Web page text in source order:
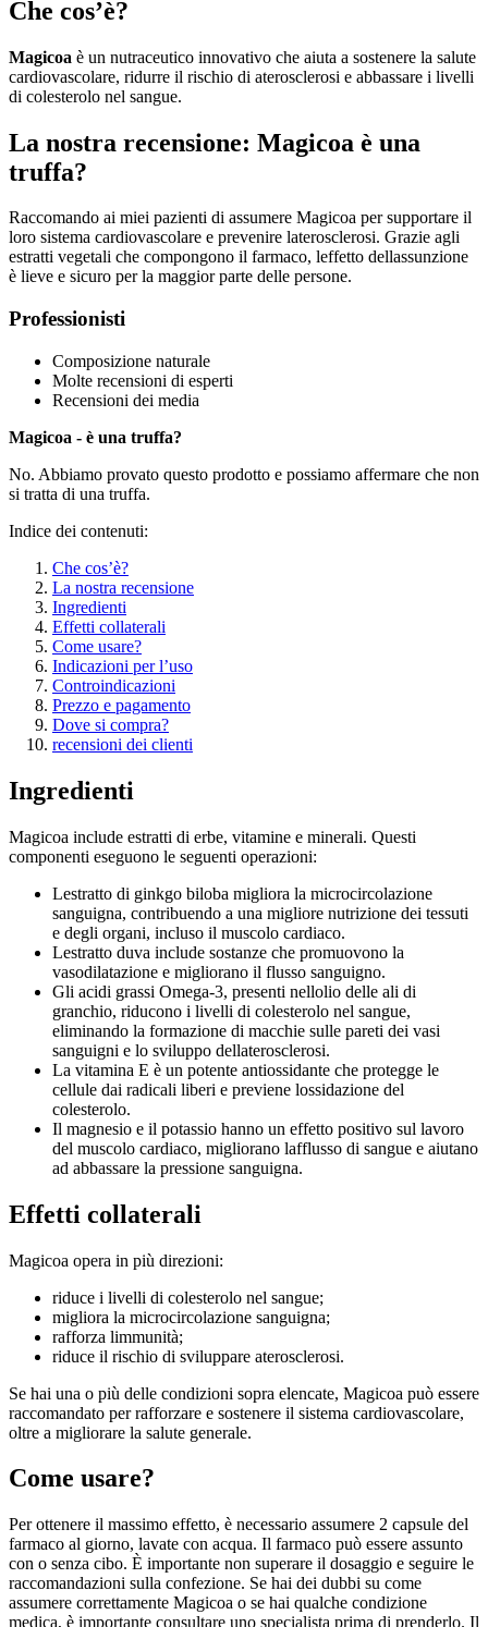
Che cos’è?
Magicoa è un nutraceutico innovativo che aiuta a sostenere la salute
cardiovascolare, ridurre il rischio di aterosclerosi e abbassare i livelli
di colesterolo nel sangue.
La nostra recensione: Magicoa è una
truffa?
Raccomando ai miei pazienti di assumere Magicoa per supportare il
loro sistema cardiovascolare e prevenire laterosclerosi. Grazie agli
estratti vegetali che compongono il farmaco, leffetto dellassunzione
è lieve e sicuro per la maggior parte delle persone.
Professionisti
Composizione naturale
Molte recensioni di esperti
Recensioni dei media
Magicoa - è una truffa?
No. Abbiamo provato questo prodotto e possiamo affermare che non
si tratta di una truffa.
Indice dei contenuti:
Che cos’è?
La nostra recensione
Ingredienti
Effetti collaterali
Come usare?
Indicazioni per l’uso
Controindicazioni
Prezzo e pagamento
Dove si compra?
recensioni dei clienti
Ingredienti
Magicoa include estratti di erbe, vitamine e minerali. Questi
componenti eseguono le seguenti operazioni:
Lestratto di ginkgo biloba migliora la microcircolazione
sanguigna, contribuendo a una migliore nutrizione dei tessuti
e degli organi, incluso il muscolo cardiaco.
Lestratto duva include sostanze che promuovono la
vasodilatazione e migliorano il flusso sanguigno.
Gli acidi grassi Omega-3, presenti nellolio delle ali di
granchio, riducono i livelli di colesterolo nel sangue,
eliminando la formazione di macchie sulle pareti dei vasi
sanguigni e lo sviluppo dellaterosclerosi.
La vitamina E è un potente antiossidante che protegge le
cellule dai radicali liberi e previene lossidazione del
colesterolo.
Il magnesio e il potassio hanno un effetto positivo sul lavoro
del muscolo cardiaco, migliorano lafflusso di sangue e aiutano
ad abbassare la pressione sanguigna.
Effetti collaterali
Magicoa opera in più direzioni:
riduce i livelli di colesterolo nel sangue;
migliora la microcircolazione sanguigna;
rafforza limmunità;
riduce il rischio di sviluppare aterosclerosi.
Se hai una o più delle condizioni sopra elencate, Magicoa può essere
raccomandato per rafforzare e sostenere il sistema cardiovascolare,
oltre a migliorare la salute generale.
Come usare?
Per ottenere il massimo effetto, è necessario assumere 2 capsule del
farmaco al giorno, lavate con acqua. Il farmaco può essere assunto
con o senza cibo. È importante non superare il dosaggio e seguire le
raccomandazioni sulla confezione. Se hai dei dubbi su come
assumere correttamente Magicoa o se hai qualche condizione
medica, è importante consultare uno specialista prima di prenderlo. Il